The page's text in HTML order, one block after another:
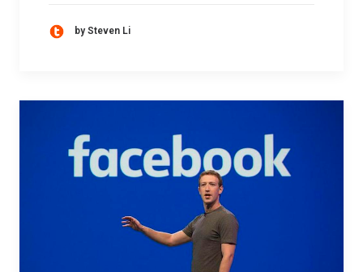
by Steven Li